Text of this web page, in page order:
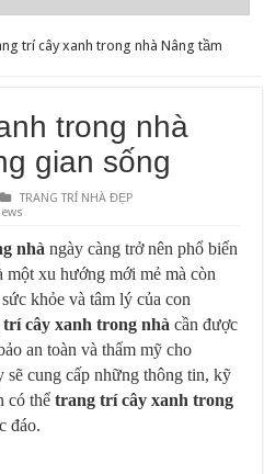
trí cây xanh trong nhà Nâng tầm
trong nhà
gian sống
TRANG TRÍ NHÀ ĐẸP
nhà ngày càng trở nên phổ biến
xu hướng mới mẻ mà còn
khỏe và tâm lý của con
cây xanh trong nhà cần được
an toàn và thẩm mỹ cho
sẽ cung cấp những thông tin, kỹ
có thểtrang trí cây xanh trong
đáo.